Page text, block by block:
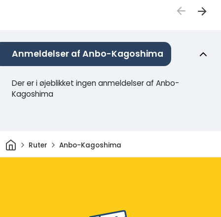
Anmeldelser af Anbo-Kagoshima
Der er i øjeblikket ingen anmeldelser af Anbo-
Kagoshima
HjemRuter Anbo-Kagoshima